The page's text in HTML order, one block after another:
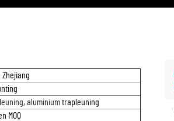
Zhejiang
aluminiumtrapleuning
MOQ